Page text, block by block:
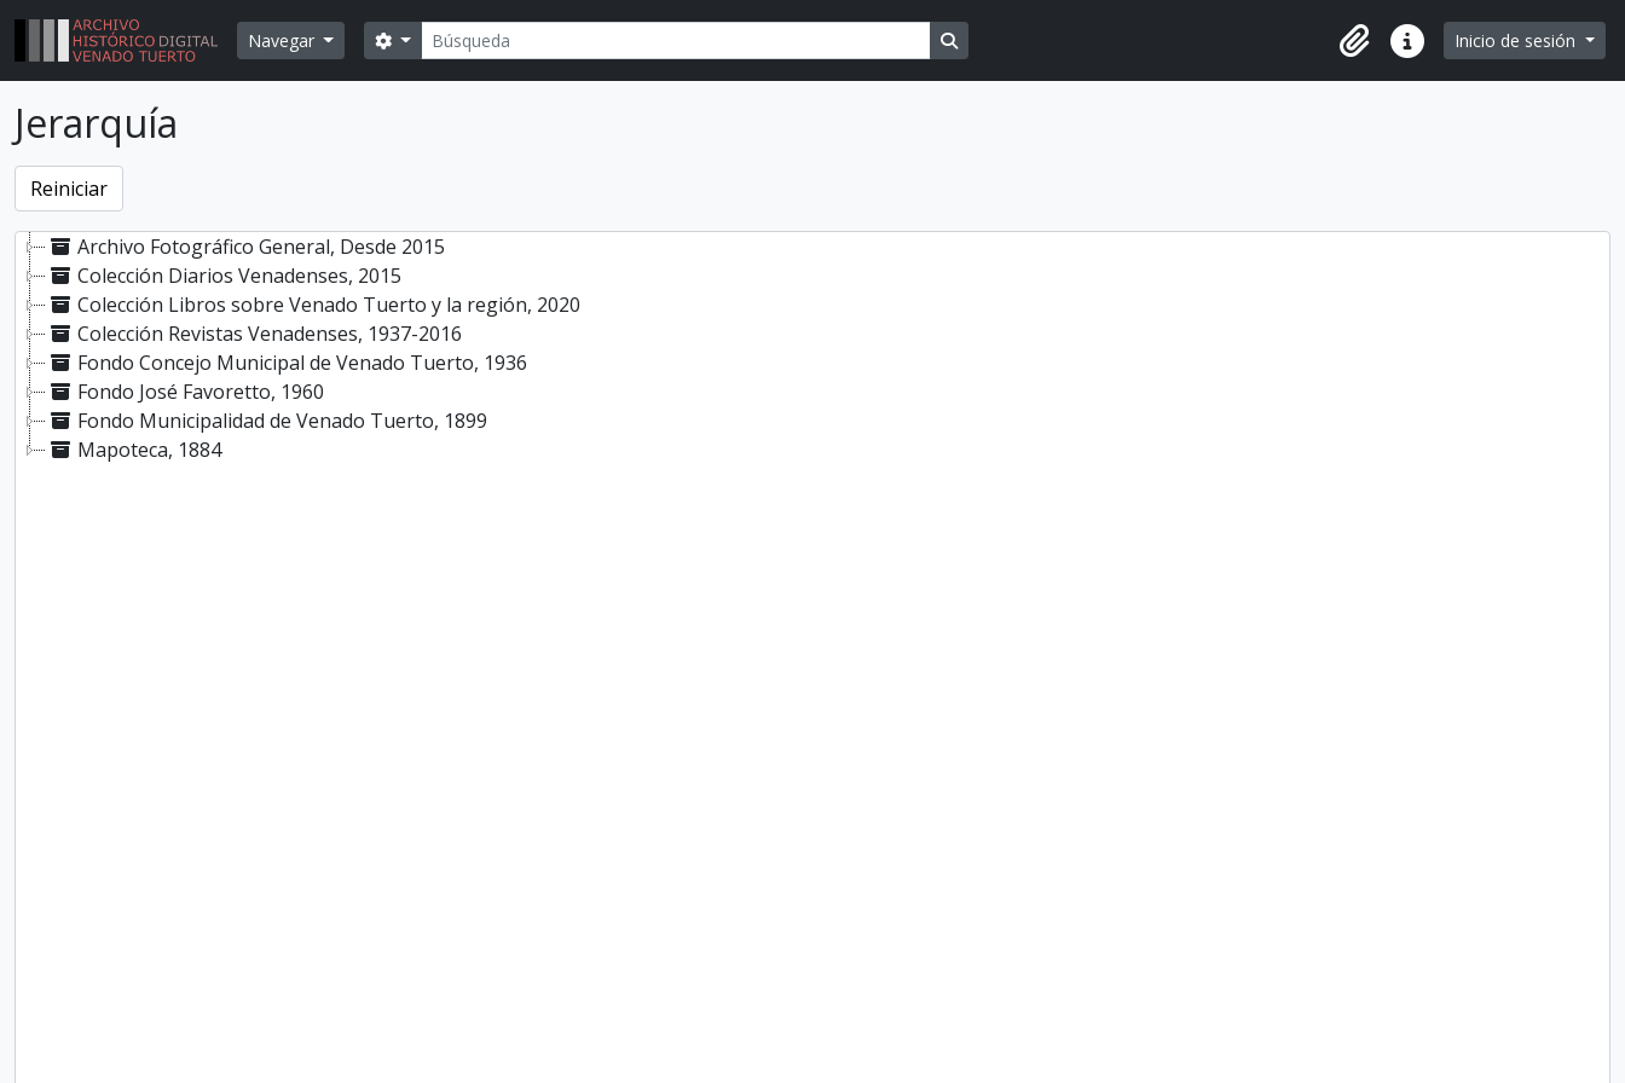
Skip to main content
Navegar
Búsqueda
Search options Search in browse page
Portapapeles
Enlaces rápidos
Inicio de sesión
Jerarquía
Archivo Fotográfico General, Desde 2015
Colección Diarios Venadenses, 2015
Colección Libros sobre Venado Tuerto y la región, 2020
Colección Revistas Venadenses, 1937-2016
Fondo Concejo Municipal de Venado Tuerto, 1936
Fondo José Favoretto, 1960
Fondo Municipalidad de Venado Tuerto, 1899
Mapoteca, 1884